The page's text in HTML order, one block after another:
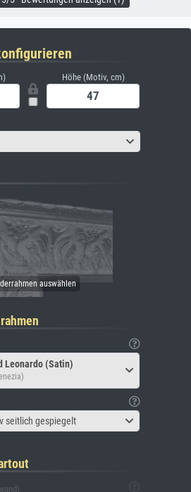
Höhe (Motiv, cm)
Leonardo (Satin)
seitlich gespiegelt